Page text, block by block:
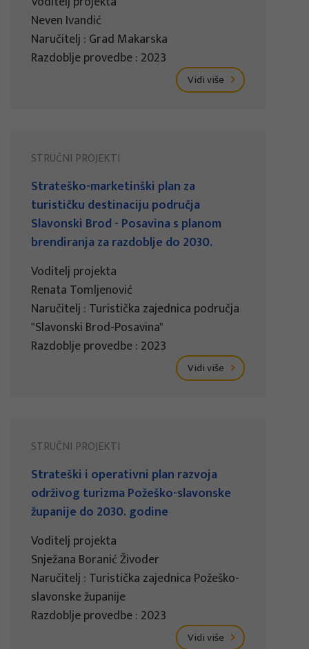
Neven Ivandić
Naručitelj : Grad Makarska
Razdoblje provedbe : 2023
Vidi više
STRUČNI PROJEKTI
Strateško-marketinški plan za
turističku destinaciju područja
Slavonski Brod - Posavina s planom
brendiranja za razdoblje do 2030.
Voditelj projekta
Renata Tomljenović
Naručitelj : Turistička zajednica područja
"Slavonski Brod-Posavina"
Razdoblje provedbe : 2023
Vidi više
STRUČNI PROJEKTI
Strateški i operativni plan razvoja
održivog turizma Požeško-slavonske
županije do 2030. godine
Voditelj projekta
Snježana Boranić Živoder
Naručitelj : Turistička zajednica Požeško-
slavonske županije
Razdoblje provedbe : 2023
Vidi više